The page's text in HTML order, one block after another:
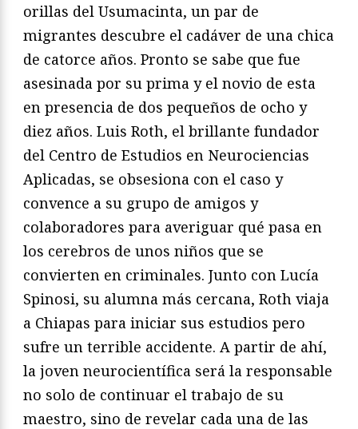
orillas del Usumacinta, un par de
migrantes descubre el cadáver de una chica
de catorce años. Pronto se sabe que fue
asesinada por su prima y el novio de esta
en presencia de dos pequeños de ocho y
diez años. Luis Roth, el brillante fundador
del Centro de Estudios en Neurociencias
Aplicadas, se obsesiona con el caso y
convence a su grupo de amigos y
colaboradores para averiguar qué pasa en
los cerebros de unos niños que se
convierten en criminales. Junto con Lucía
Spinosi, su alumna más cercana, Roth viaja
a Chiapas para iniciar sus estudios pero
sufre un terrible accidente. A partir de ahí,
la joven neurocientífica será la responsable
no solo de continuar el trabajo de su
maestro, sino de revelar cada una de las